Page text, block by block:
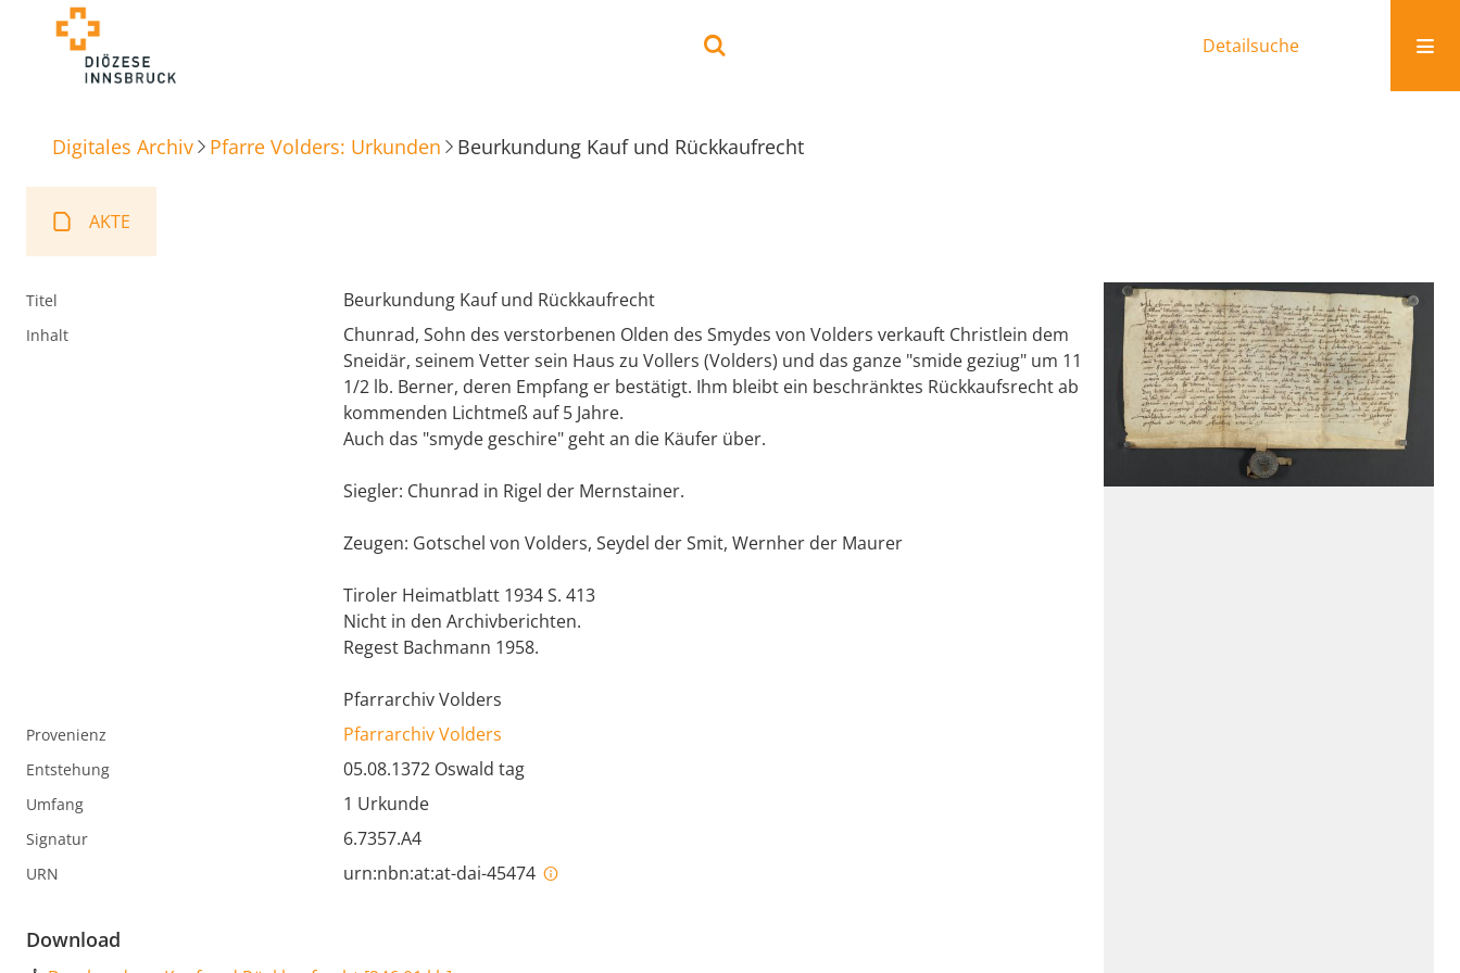
Detailsuche
Digitales Archiv Pfarre Volders: Urkunden Beurkundung Kauf und Rückkaufrecht
AKTE
Titel Beurkundung Kauf und Rückkaufrecht
Inhalt
Chunrad, Sohn des verstorbenen Olden des Smydes von Volders verkauft Christlein dem
Sneidär, seinem Vetter sein Haus zu Vollers (Volders) und das ganze "smide geziug" um 11
1/2 lb. Berner, deren Empfang er bestätigt. Ihm bleibt ein beschränktes Rückkaufsrecht ab
kommenden Lichtmeß auf 5 Jahre.
Auch das "smyde geschire" geht an die Käufer über.
Siegler: Chunrad in Rigel der Mernstainer.
Zeugen: Gotschel von Volders, Seydel der Smit, Wernher der Maurer
Tiroler Heimatblatt 1934 S. 413
Nicht in den Archivberichten.
Regest Bachmann 1958.
Pfarrarchiv Volders
Provenienz Pfarrarchiv Volders
Entstehung 05.08.1372 Oswald tag
Umfang 1 Urkunde
Signatur 6.7357.A4
URN urn:nbn:at:at-dai-45474
Download